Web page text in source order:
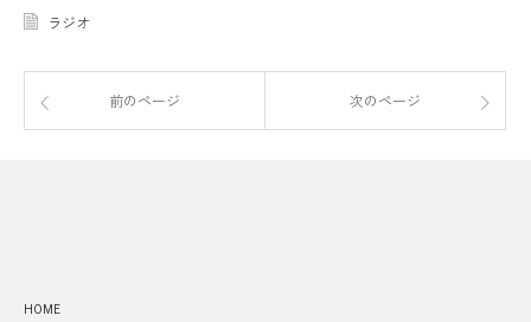
ラジオ
前のページ 次のページ
HOME